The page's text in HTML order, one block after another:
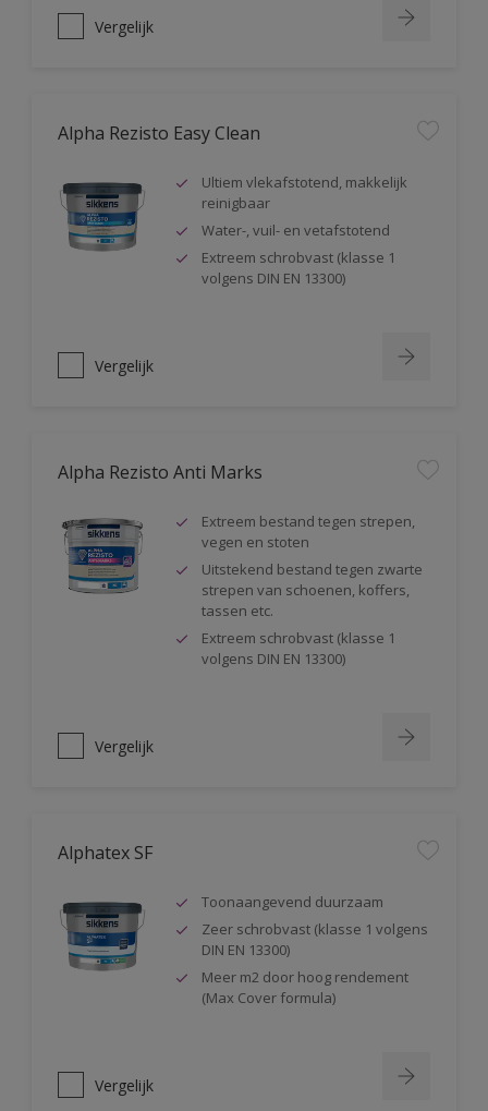
Vergelijk
Alpha Rezisto Easy Clean
Ultiem vlekafstotend, makkelijk
reinigbaar
Water-, vuil- en vetafstotend
Extreem schrobvast (klasse 1
volgens DIN EN 13300)
Vergelijk
Alpha Rezisto Anti Marks
Extreem bestand tegen strepen,
vegen en stoten
Uitstekend bestand tegen zwarte
strepen van schoenen, koffers,
tassen etc.
Extreem schrobvast (klasse 1
volgens DIN EN 13300)
Vergelijk
Alphatex SF
Toonaangevend duurzaam
Zeer schrobvast (klasse 1 volgens
DIN EN 13300)
Meer m2 door hoog rendement
(Max Cover formula)
Vergelijk